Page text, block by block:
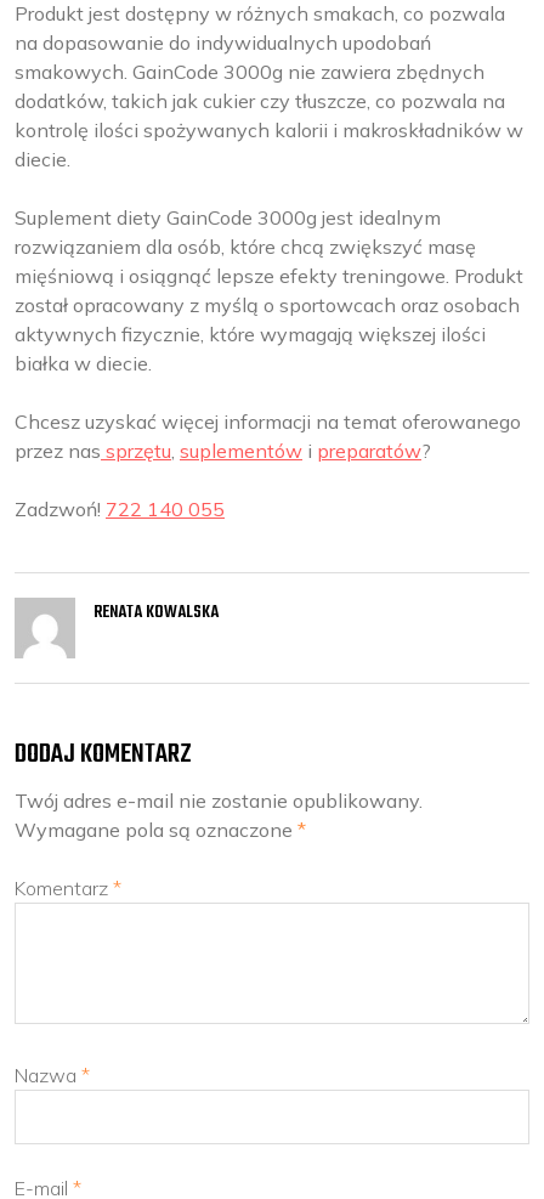
Produkt jest dostępny w różnych smakach, co pozwala
na dopasowanie do indywidualnych upodobań
smakowych. GainCode 3000g nie zawiera zbędnych
dodatków, takich jak cukier czy tłuszcze, co pozwala na
kontrolę ilości spożywanych kalorii i makroskładników w
diecie.
Suplement diety GainCode 3000g jest idealnym
rozwiązaniem dla osób, które chcą zwiększyć masę
mięśniową i osiągnąć lepsze efekty treningowe. Produkt
został opracowany z myślą o sportowcach oraz osobach
aktywnych fizycznie, które wymagają większej ilości
białka w diecie.
Chcesz uzyskać więcej informacji na temat oferowanego
przez nas sprzętu, suplementów i preparatów?
Zadzwoń! 722 140 055
RENATA KOWALSKA
DODAJ KOMENTARZ
Twój adres e-mail nie zostanie opublikowany.
Wymagane pola są oznaczone *
Komentarz *
Nazwa *
E-mail *